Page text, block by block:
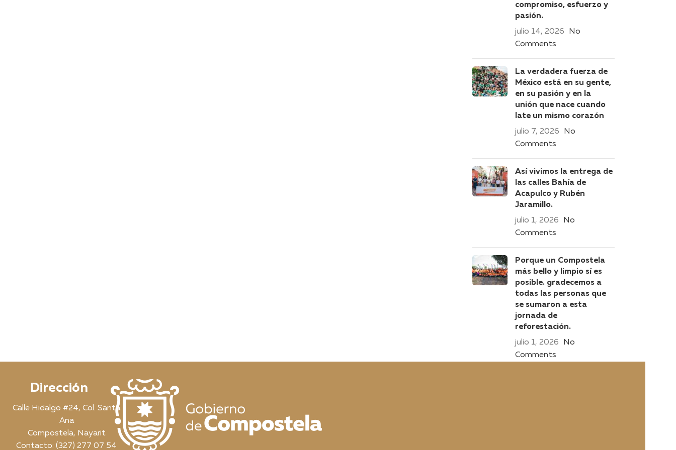
compromiso, esfuerzo y
pasión.
julio 14, 2026
No
Comments
La verdadera fuerza de
México está en su gente,
en su pasión y en la
unión que nace cuando
late un mismo corazón
julio 7, 2026
No
Comments
Así vivimos la entrega de
las calles Bahía de
Acapulco y Rubén
Jaramillo.
julio 1, 2026
No
Comments
Porque un Compostela
más bello y limpio sí es
posible. gradecemos a
todas las personas que
se sumaron a esta
jornada de
reforestación.
julio 1, 2026
No
Comments
Dirección
Calle Hidalgo #24, Col. Santa
Ana
Compostela, Nayarit
Contacto: (327) 277 07 54